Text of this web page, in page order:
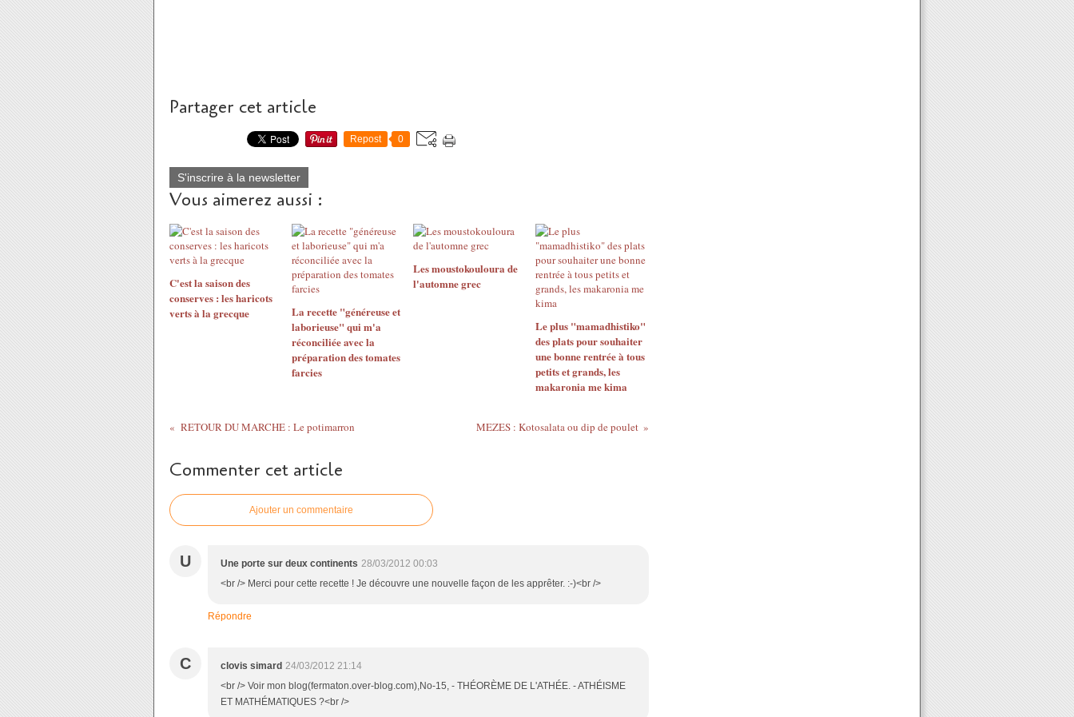
Partager cet article
Repost 0
S'inscrire à la newsletter
Vous aimerez aussi :
C'est la saison des
conserves : les haricots
verts à la grecque
La recette "généreuse et
laborieuse" qui m'a
réconciliée avec la
préparation des tomates
farcies
Les moustokouloura de
l'automne grec
Le plus "mamadhistiko"
des plats pour souhaiter
une bonne rentrée à tous
petits et grands, les
makaronia me kima
RETOUR DU MARCHE : Le potimarron MEZES : Kotosalata ou dip de poulet
Commenter cet article
Ajouter un commentaire
U Une porte sur deux continents 28/03/2012 00:03
<br /> Merci pour cette recette ! Je découvre une nouvelle façon de les apprêter. :-)<br />
Répondre
C clovis simard 24/03/2012 21:14
<br /> Voir mon blog(fermaton.over-blog.com),No-15, - THÉORÈME DE L'ATHÉE. - ATHÉISME
ET MATHÉMATIQUES ?<br />